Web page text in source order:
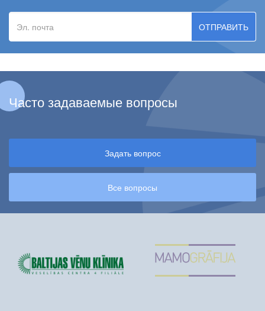
Эл.
почта
Часто задаваемые вопросы
Задать вопрос
Все вопросы